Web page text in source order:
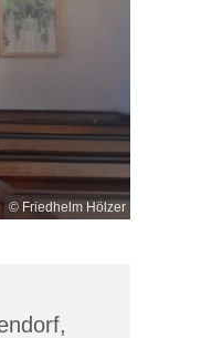
© Friedhelm Hölzer